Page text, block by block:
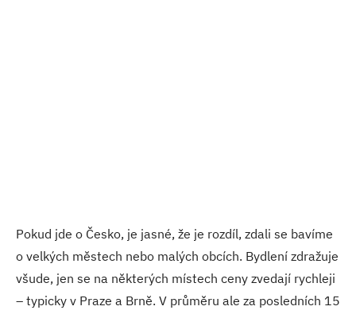
Pokud jde o Česko, je jasné, že je rozdíl, zdali se bavíme
o velkých městech nebo malých obcích. Bydlení zdražuje
všude, jen se na některých místech ceny zvedají rychleji
– typicky v Praze a Brně. V průměru ale za posledních 15